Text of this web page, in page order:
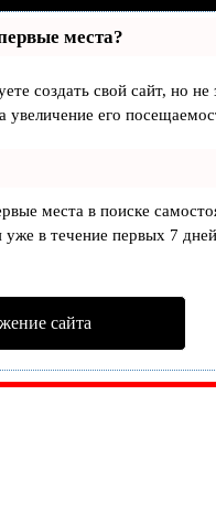
места?
создать свой сайт, но
увеличение его
места в поиске
уже в течение первых 7
сайта